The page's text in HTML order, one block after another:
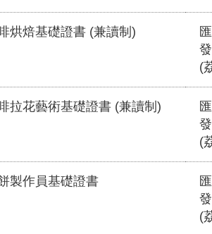
烘焙基礎證書 (兼讀制)
(
拉花藝術基礎證書 (兼讀制)
(
製作員基礎證書
(